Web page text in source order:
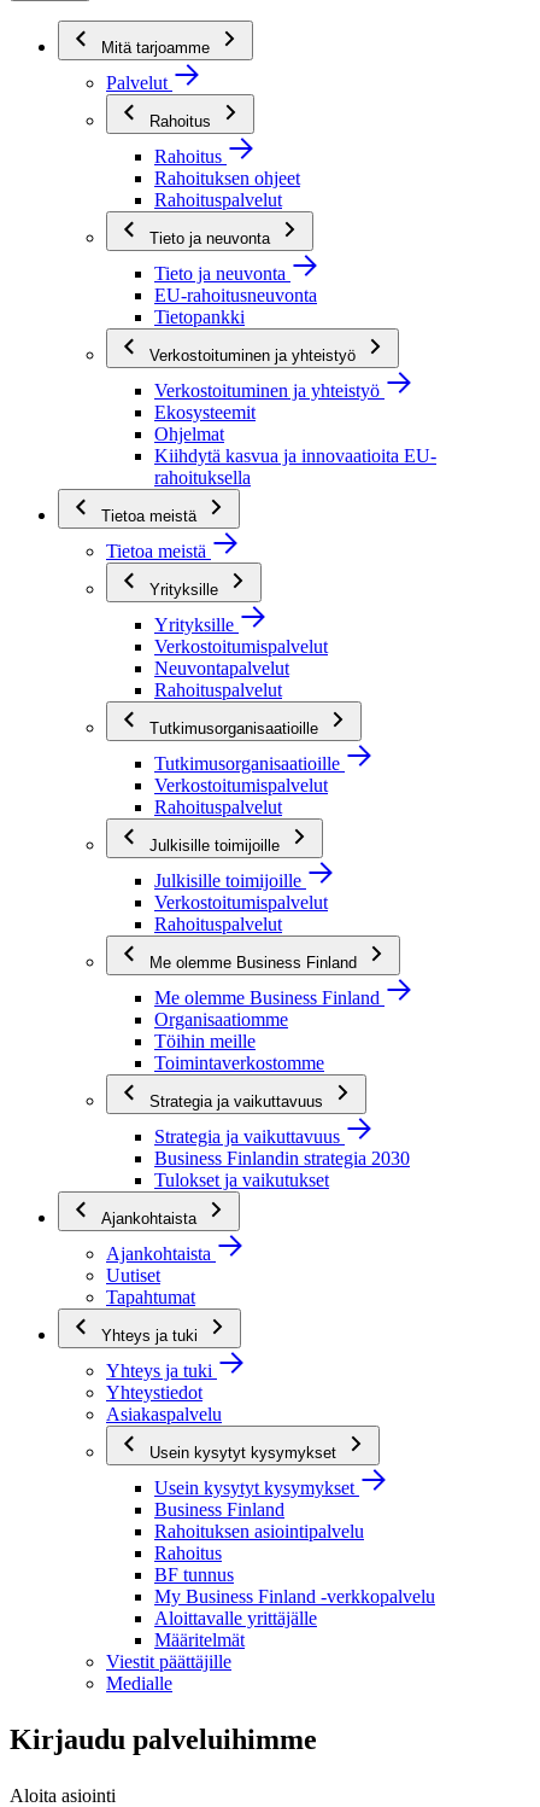
Mitä tarjoamme
Palvelut
Rahoitus
Rahoitus
Rahoituksen ohjeet
Rahoituspalvelut
Tieto ja neuvonta
Tieto ja neuvonta
EU-rahoitusneuvonta
Tietopankki
Verkostoituminen ja yhteistyö
Verkostoituminen ja yhteistyö
Ekosysteemit
Ohjelmat
Kiihdytä kasvua ja innovaatioita EU-
rahoituksella
Tietoa meistä
Tietoa meistä
Yrityksille
Yrityksille
Verkostoitumispalvelut
Neuvontapalvelut
Rahoituspalvelut
Tutkimusorganisaatioille
Tutkimusorganisaatioille
Verkostoitumispalvelut
Rahoituspalvelut
Julkisille toimijoille
Julkisille toimijoille
Verkostoitumispalvelut
Rahoituspalvelut
Me olemme Business Finland
Me olemme Business Finland
Organisaatiomme
Töihin meille
Toimintaverkostomme
Strategia ja vaikuttavuus
Strategia ja vaikuttavuus
Business Finlandin strategia 2030
Tulokset ja vaikutukset
Ajankohtaista
Ajankohtaista
Uutiset
Tapahtumat
Yhteys ja tuki
Yhteys ja tuki
Yhteystiedot
Asiakaspalvelu
Usein kysytyt kysymykset
Usein kysytyt kysymykset
Business Finland
Rahoituksen asiointipalvelu
Rahoitus
BF tunnus
My Business Finland -verkkopalvelu
Aloittavalle yrittäjälle
Määritelmät
Viestit päättäjille
Medialle
Kirjaudu palveluihimme
Aloita asiointi